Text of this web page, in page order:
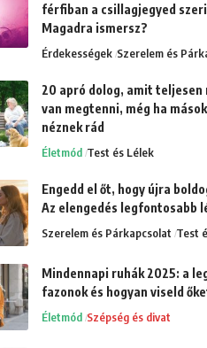
férfiban a csillagjegyed
Magadra ismersz?
Érdekességek Szerelem és
20 apró dolog, amit teljesen
van megtenni, még ha
néznek rád
Életmód Test és Lélek
Engedd el őt, hogy újra
Az elengedés legfontosabb
Szerelem és Párkapcsolat Test
Mindennapi ruhák 2025: a
fazonok és hogyan viseld
Életmód Szépség és divat